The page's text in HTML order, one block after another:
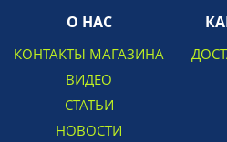
О НАС
КОНТАКТЫ МАГАЗИНА
ВИДЕО
СТАТЬИ
НОВОСТИ